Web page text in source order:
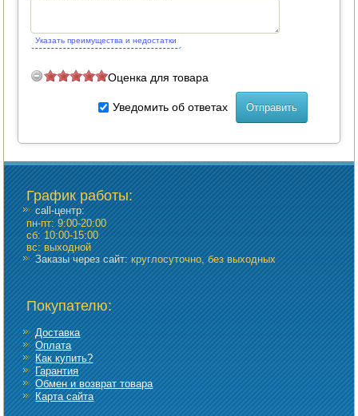
СРЕДСТВА ОТ ВРЕДИТЕЛЕЙ
ПОСУДА ДЛЯ КУХНИ
ОРЕХОКОЛЫ
Указать преимущества и недостатки
Оценка для товара
Уведомить об ответах
График работы:
call-центр:
пн-пт: 9:00-20:00
сб: 10:00-15:00
вс: выходной
Заказы через сайт:круглосуточно, без выходных
Покупателю:
Доставка
Оплата
Как купить?
Гарантия
Обмен и возврат товара
Карта сайта